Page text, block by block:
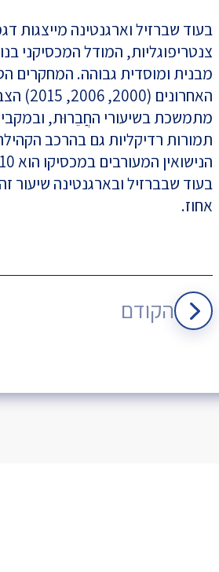
בעוד שברזיל וארגנטינה מייצגות
צנטריפוגליות, המודל המכסיקני
מבנית ומוסדית גבוהה. המחקרים
האחרונים
מתמשכת בשיעורי החֲבֵרוּת,
תמורות רדיקליות גם בהרכב
אחוז.
הקודם